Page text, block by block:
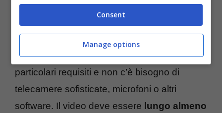
consente di caricare un video in cui l’utente
può parlare in inglese, spagnolo, francese,
cinese, tedesco, italiano, portoghese,
olandese, hindi o giapponese. Non ci sono
particolari requisiti e non c’è bisogno di
telecamere sofisticate, microfoni o altri
software. Il video deve essere lungo almeno
Consent
Manage options